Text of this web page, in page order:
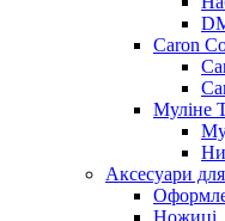
Caron
Муліне
Аксесуари
Ножиці